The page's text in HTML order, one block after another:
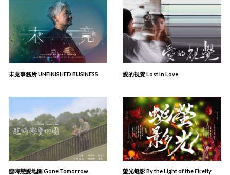
未竟事務所 UNFINISHED BUSINESS 愛的視覺 Lost in Love
臨時戀愛地圖 Gone Tomorrow 螢光蜓影 By the Light of the Firefly